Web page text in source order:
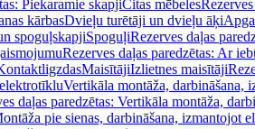
Piekaramie skapjiCitas mēbeles
kārbasDvieļu turētāji un dvieļu āķi
spoguļskapjiSpoguļiRezerves daļas
Rezerves daļas paredzētas: Ar
MaisītājiIzlietnes maisītāji
Vertikāla montāža, darbināšana,
daļas paredzētas: Vertikāla montāža,
pie sienas, darbināšana, izmantojot